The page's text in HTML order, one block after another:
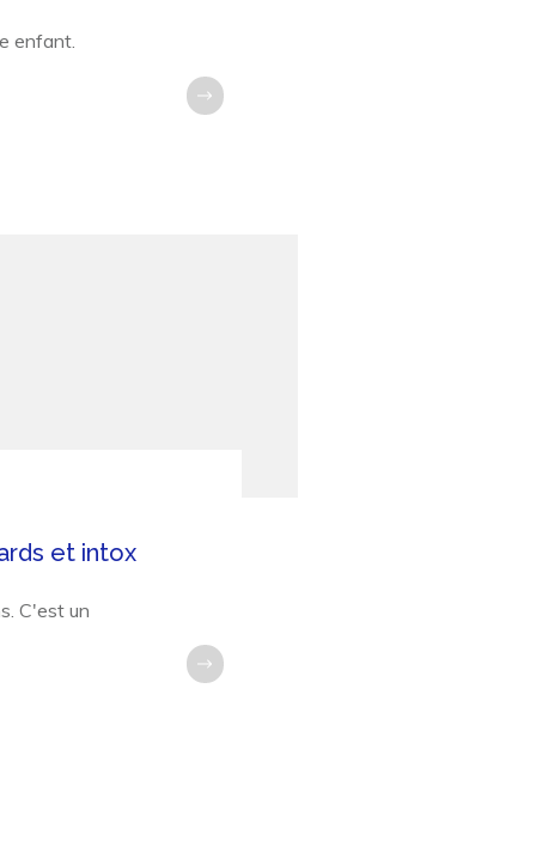
enfant.
et intox
C'est un